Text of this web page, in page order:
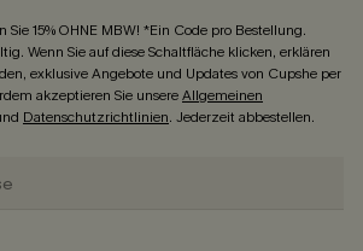
15% OHNE MBW! *Ein Code pro Bestellung.
Wenn Sie auf diese Schaltfläche klicken, erklären
exklusive Angebote und Updates von Cupshe per
akzeptieren Sie unsereAllgemeinen
Datenschutzrichtlinien. Jederzeit abbestellen.